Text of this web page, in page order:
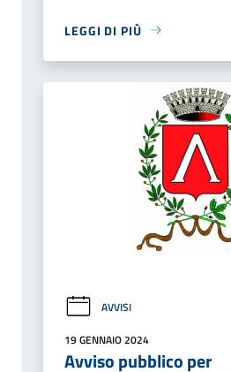
LEGGI DI PIÙ
AVVISI
19 GENNAIO 2024
Avviso pubblico per